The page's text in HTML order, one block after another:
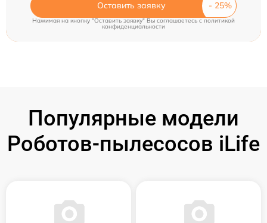
Оставить заявку
Нажимая на кнопку "Оставить заявку" Вы соглашаетесь c политикой
конфиденциальности
Популярные модели
Роботов-пылесосов iLife